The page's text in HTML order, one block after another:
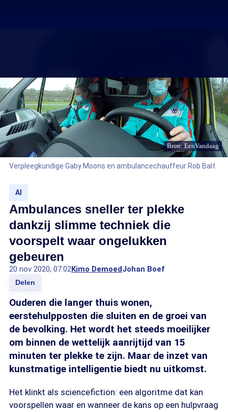
Bron: EenVandaag
Verpleegkundige Gaby Moons en ambulancechauffeur Rob Balt
AI
Ambulances sneller ter plekke
dankzij slimme techniek die
voorspelt waar ongelukken
gebeuren
20 nov 2020, 07:02Kimo DemoedJohan Boef
Delen
Ouderen die langer thuis wonen,
eerstehulpposten die sluiten en de groei van
de bevolking. Het wordt het steeds moeilijker
om binnen de wettelijk aanrijtijd van 15
minuten ter plekke te zijn. Maar de inzet van
kunstmatige intelligentie biedt nu uitkomst.
Het klinkt als sciencefiction: een algoritme dat kan
voorspellen waar en wanneer de kans op een hulpvraag